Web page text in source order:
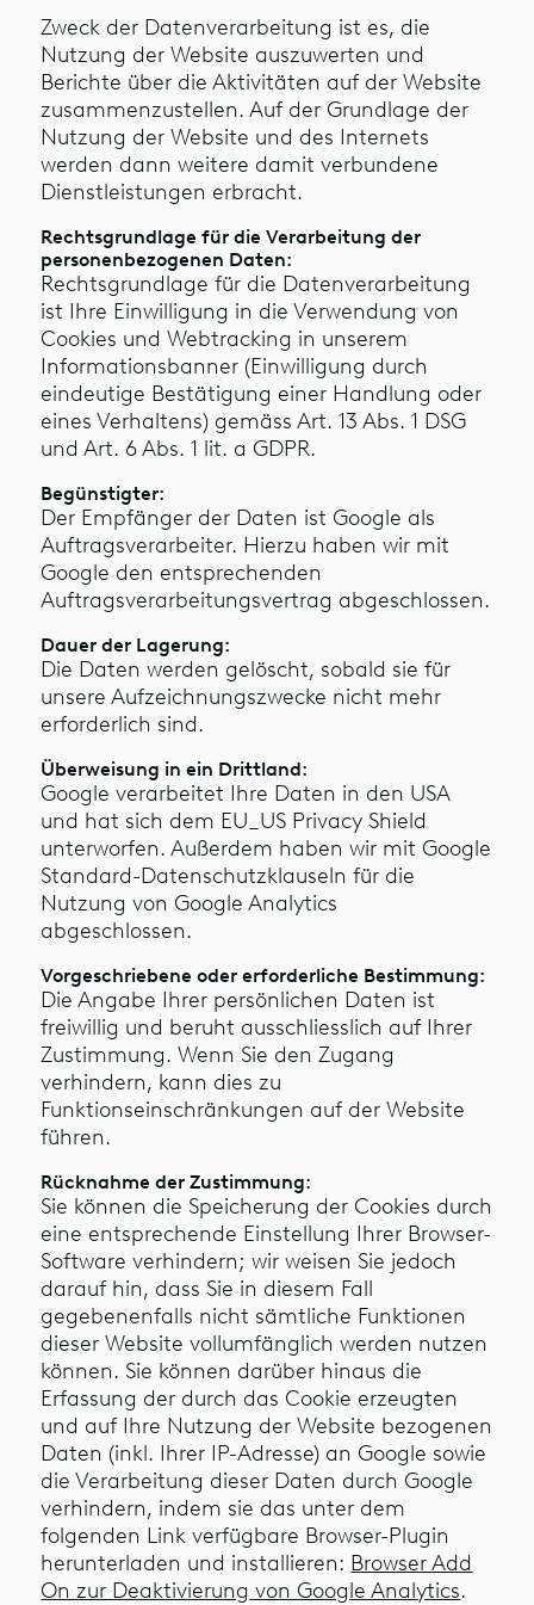
Zweck der Datenverarbeitung ist es, die
Nutzung der Website auszuwerten und
Berichte über die Aktivitäten auf der Website
zusammenzustellen. Auf der Grundlage der
Nutzung der Website und des Internets
werden dann weitere damit verbundene
Dienstleistungen erbracht.
Rechtsgrundlage für die Verarbeitung der
personenbezogenen Daten:
Rechtsgrundlage für die Datenverarbeitung
ist Ihre Einwilligung in die Verwendung von
Cookies und Webtracking in unserem
Informationsbanner (Einwilligung durch
eindeutige Bestätigung einer Handlung oder
eines Verhaltens) gemäss Art. 13 Abs. 1 DSG
und Art. 6 Abs. 1 lit. a GDPR.
Begünstigter:
Der Empfänger der Daten ist Google als
Auftragsverarbeiter. Hierzu haben wir mit
Google den entsprechenden
Auftragsverarbeitungsvertrag abgeschlossen.
Dauer der Lagerung:
Die Daten werden gelöscht, sobald sie für
unsere Aufzeichnungszwecke nicht mehr
erforderlich sind.
Überweisung in ein Drittland:
Google verarbeitet Ihre Daten in den USA
und hat sich dem EU_US Privacy Shield
unterworfen. Außerdem haben wir mit Google
Standard-Datenschutzklauseln für die
Nutzung von Google Analytics
abgeschlossen.
Vorgeschriebene oder erforderliche Bestimmung:
Die Angabe Ihrer persönlichen Daten ist
freiwillig und beruht ausschliesslich auf Ihrer
Zustimmung. Wenn Sie den Zugang
verhindern, kann dies zu
Funktionseinschränkungen auf der Website
führen.
Rücknahme der Zustimmung:
Sie können die Speicherung der Cookies durch
eine entsprechende Einstellung Ihrer Browser-
Software verhindern; wir weisen Sie jedoch
darauf hin, dass Sie in diesem Fall
gegebenenfalls nicht sämtliche Funktionen
dieser Website vollumfänglich werden nutzen
können. Sie können darüber hinaus die
Erfassung der durch das Cookie erzeugten
und auf Ihre Nutzung der Website bezogenen
Daten (inkl. Ihrer IP-Adresse) an Google sowie
die Verarbeitung dieser Daten durch Google
verhindern, indem sie das unter dem
folgenden Link verfügbare Browser-Plugin
herunterladen und installieren: Browser Add
On zur Deaktivierung von Google Analytics.